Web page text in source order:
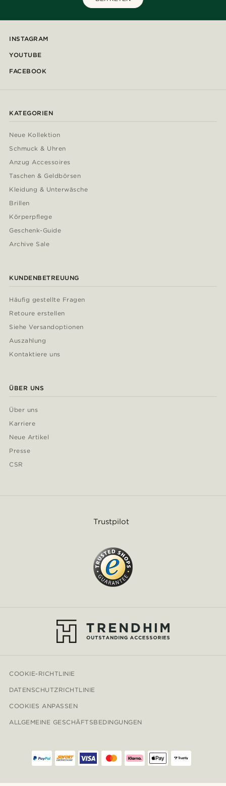
INSTAGRAM
YOUTUBE
FACEBOOK
KATEGORIEN
Neue Kollektion
Schmuck & Uhren
Anzug Accessoires
Taschen & Geldbörsen
Kleidung & Unterwäsche
Brillen
Körperpflege
Geschenk-Guide
Archive Sale
KUNDENBETREUUNG
Häufig gestellte Fragen
Retoure erstellen
Siehe Versandoptionen
Auszahlung
Kontaktiere uns
ÜBER UNS
Über uns
Karriere
Neue Artikel
Presse
CSR
Trustpilot
COOKIE-RICHTLINIE
DATENSCHUTZRICHTLINIE
COOKIES ANPASSEN
ALLGEMEINE GESCHÄFTSBEDINGUNGEN